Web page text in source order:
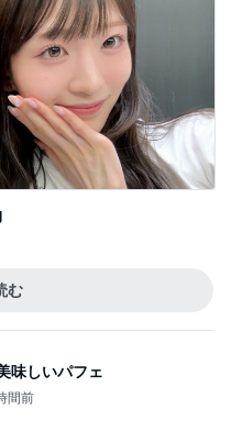
む
味しいパフェ
間前